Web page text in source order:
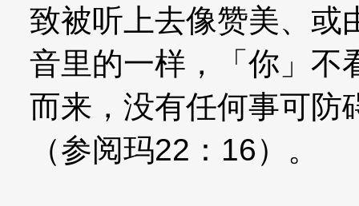
致被听上去像赞美、或
音里的一样，「你」不
而来，没有任何事可防
（参阅玛22：16）。